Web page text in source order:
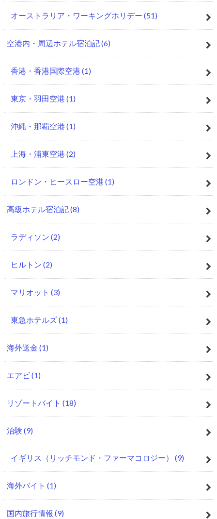
オーストラリア・ワーキングホリデー (51)
空港内・周辺ホテル宿泊記(6)
香港・香港国際空港 (1)
東京・羽田空港 (1)
沖縄・那覇空港 (1)
上海・浦東空港 (2)
ロンドン・ヒースロー空港 (1)
高級ホテル宿泊記(8)
ラディソン (2)
ヒルトン (2)
マリオット (3)
東急ホテルズ(1)
海外送金 (1)
エアビ(1)
リゾートバイト (18)
治験 (9)
イギリス（リッチモンド・ファーマコロジー） (9)
海外バイト (1)
国内旅行情報 (9)